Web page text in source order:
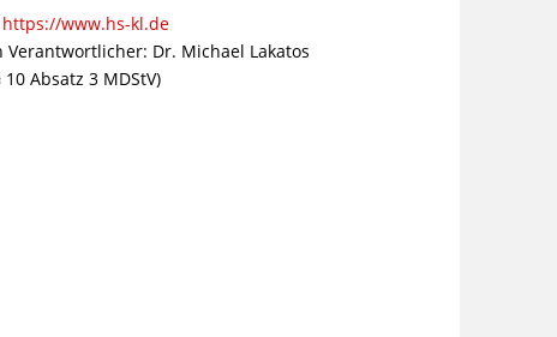
https://www.hs-kl.de
Verantwortlicher: Dr. Michael Lakatos
10 Absatz 3 MDStV)